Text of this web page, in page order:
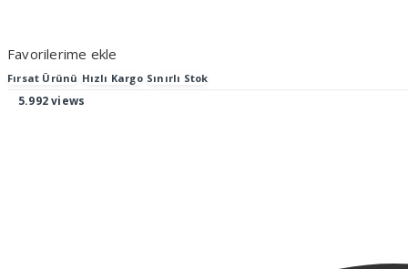
Favorilerime ekle
Fırsat Ürünü Hızlı Kargo Sınırlı Stok
5.992 views